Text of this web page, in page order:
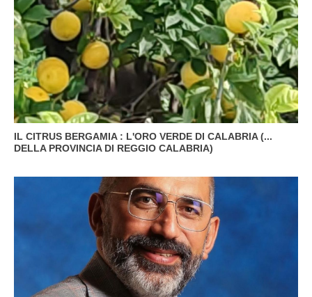
IL CITRUS BERGAMIA : L'ORO VERDE DI CALABRIA (...
DELLA PROVINCIA DI REGGIO CALABRIA)